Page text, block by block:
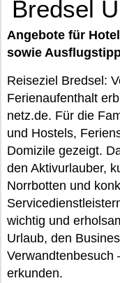
Bredsel
Angebote für
sowie
Reiseziel Bredsel:
Ferienaufenthalt
netz.de. Für die
und Hostels,
Domizile gezeigt.
den Aktivurlauber,
Norrbotten und
wichtig und
Urlaub, den
Verwandtenbesuch
erkunden.